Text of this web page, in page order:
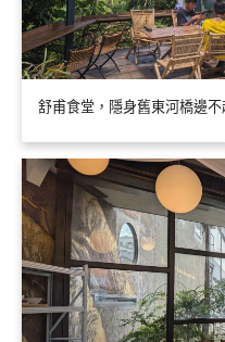
舒甫食堂，隱身舊東河橋邊